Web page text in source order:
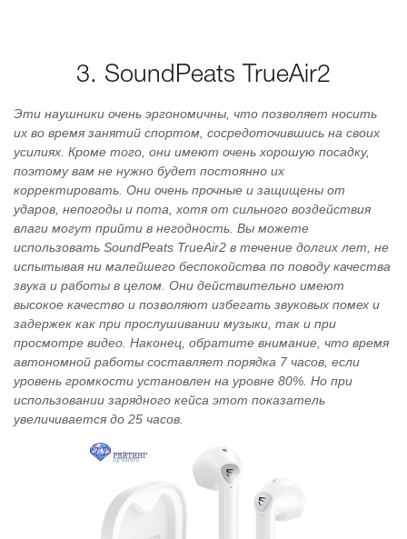
3. SoundPeats TrueAir2
Эти наушники очень эргономичны, что позволяет носить
их во время занятий спортом, сосредоточившись на своих
усилиях. Кроме того, они имеют очень хорошую посадку,
поэтому вам не нужно будет постоянно их
корректировать. Они очень прочные и защищены от
ударов, непогоды и пота, хотя от сильного воздействия
влаги могут прийти в негодность. Вы можете
использовать SoundPeats TrueAir2 в течение долгих лет, не
испытывая ни малейшего беспокойства по поводу качества
звука и работы в целом. Они действительно имеют
высокое качество и позволяют избегать звуковых помех и
задержек как при прослушивании музыки, так и при
просмотре видео. Наконец, обратите внимание, что время
автономной работы составляет порядка 7 часов, если
уровень громкости установлен на уровне 80%. Но при
использовании зарядного кейса этот показатель
увеличивается до 25 часов.